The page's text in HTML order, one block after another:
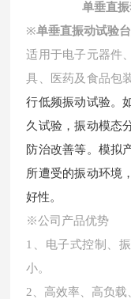
单垂直
※单垂直振动试验
适用于电子元器件
具、医药及食品包
行低频振动试验。
久试验，振动模态
防治改善等。模拟
所遭受的振动环境
好性。
※公司产品优势
1、电子式控制、
小。
2、高效率、高负